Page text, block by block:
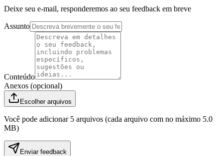
Deixe seu e-mail, responderemos ao seu feedback em breve
Assunto
Conteúdo
Anexos (opcional)
Escolher arquivos
Você pode adicionar 5 arquivos (cada arquivo com no máximo 5.0
MB)
Enviar feedback